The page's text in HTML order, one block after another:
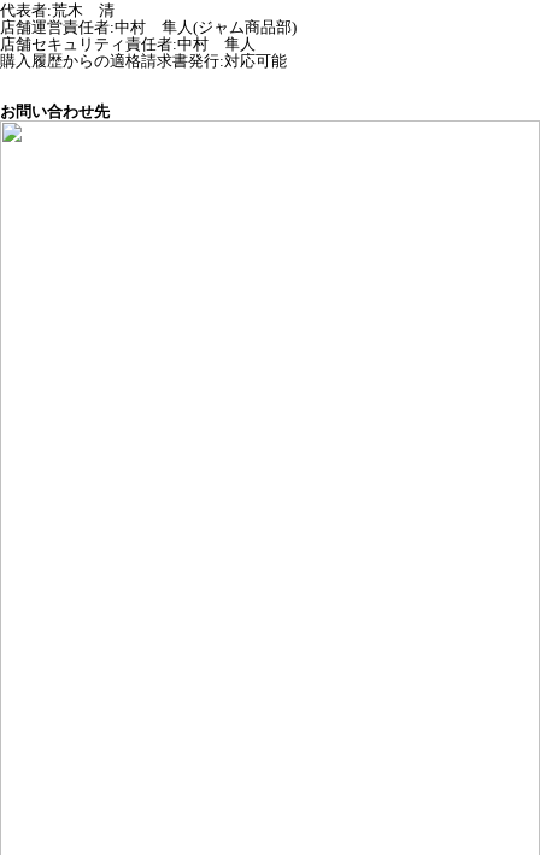
代表者:荒木 清
店舗運営責任者:中村 隼人(ジャム商品部)
店舗セキュリティ責任者:中村 隼人
購入履歴からの適格請求書発行:対応可能
お問い合わせ先